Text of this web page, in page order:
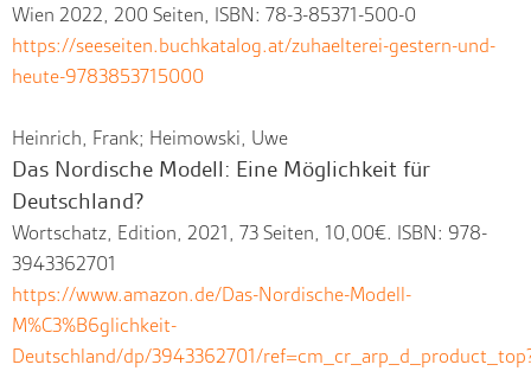
Wien 2022, 200 Seiten, ISBN: 78-3-85371-500-0
https://seeseiten.buchkatalog.at/zuhaelterei-gestern-und-
heute-9783853715000
Heinrich, Frank; Heimowski, Uwe
Das Nordische Modell: Eine Möglichkeit für
Deutschland?
Wortschatz, Edition, 2021, 73 Seiten, 10,00€. ISBN: 978-
3943362701
https://www.amazon.de/Das-Nordische-Modell-
M%C3%B6glichkeit-
Deutschland/dp/3943362701/